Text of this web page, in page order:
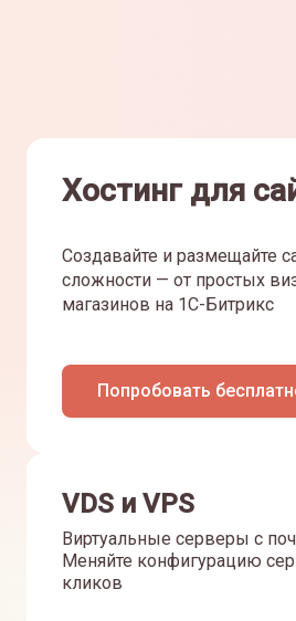
Хостинг для
Создавайте и размещайте
сложности — от простых
магазинов на 1С-Битрикс
Попробовать
VDS и VPS
Виртуальные серверы с
Меняйте конфигурацию
кликов